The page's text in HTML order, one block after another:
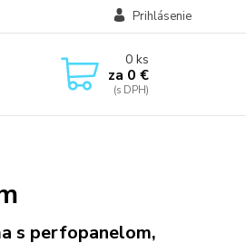
Prihlásenie
0ks
za 0 €
s perfopanelom,